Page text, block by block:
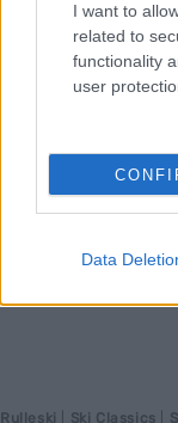
I want to
related to
functionality
user
Data
Rulleski Ski Classics